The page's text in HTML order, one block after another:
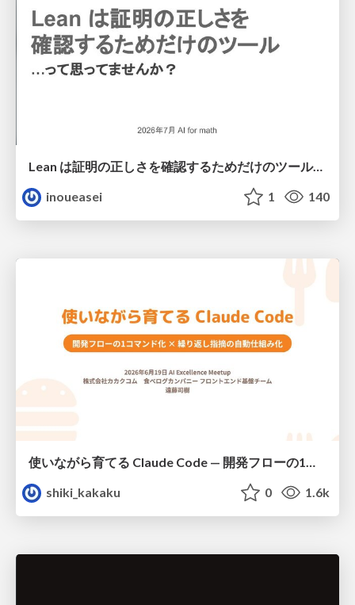
Lean は証明の正しさを確認するためだけのツールって思ってませんか？
inoueasei
1 140
shiki_kakaku
0 1.6k